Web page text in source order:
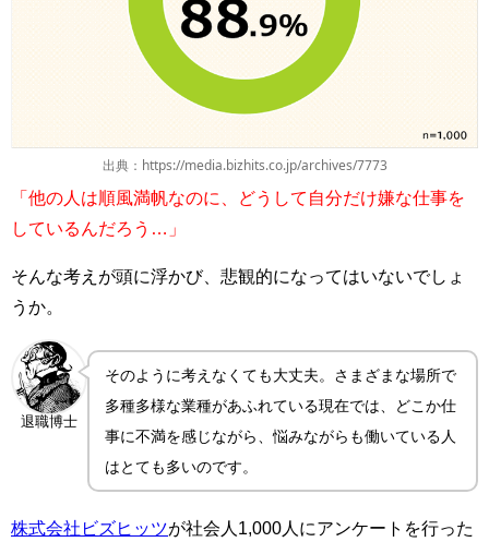
出典：https://media.bizhits.co.jp/archives/7773
「他の人は順風満帆なのに、どうして自分だけ嫌な仕事を
しているんだろう…」
そんな考えが頭に浮かび、悲観的になってはいないでしょ
うか。
退職博士
そのように考えなくても大丈夫。さまざまな場所で
多種多様な業種があふれている現在では、どこか仕
事に不満を感じながら、悩みながらも働いている人
はとても多いのです。
株式会社ビズヒッツが社会人1,000人にアンケートを行った